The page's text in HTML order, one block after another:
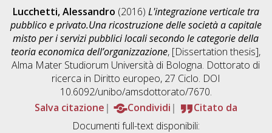
Lucchetti, Alessandro (2016) L'integrazione verticale tra
pubblico e privato.Una ricostruzione delle società a capitale
misto per i servizi pubblici locali secondo le categorie della
teoria economica dell’organizzazione, [Dissertation thesis],
Alma Mater Studiorum Università di Bologna. Dottorato di
ricerca in Diritto europeo, 27 Ciclo. DOI
10.6092/unibo/amsdottorato/7670.
Salva citazione
Condividi
Citato da
Documenti full-text disponibili: